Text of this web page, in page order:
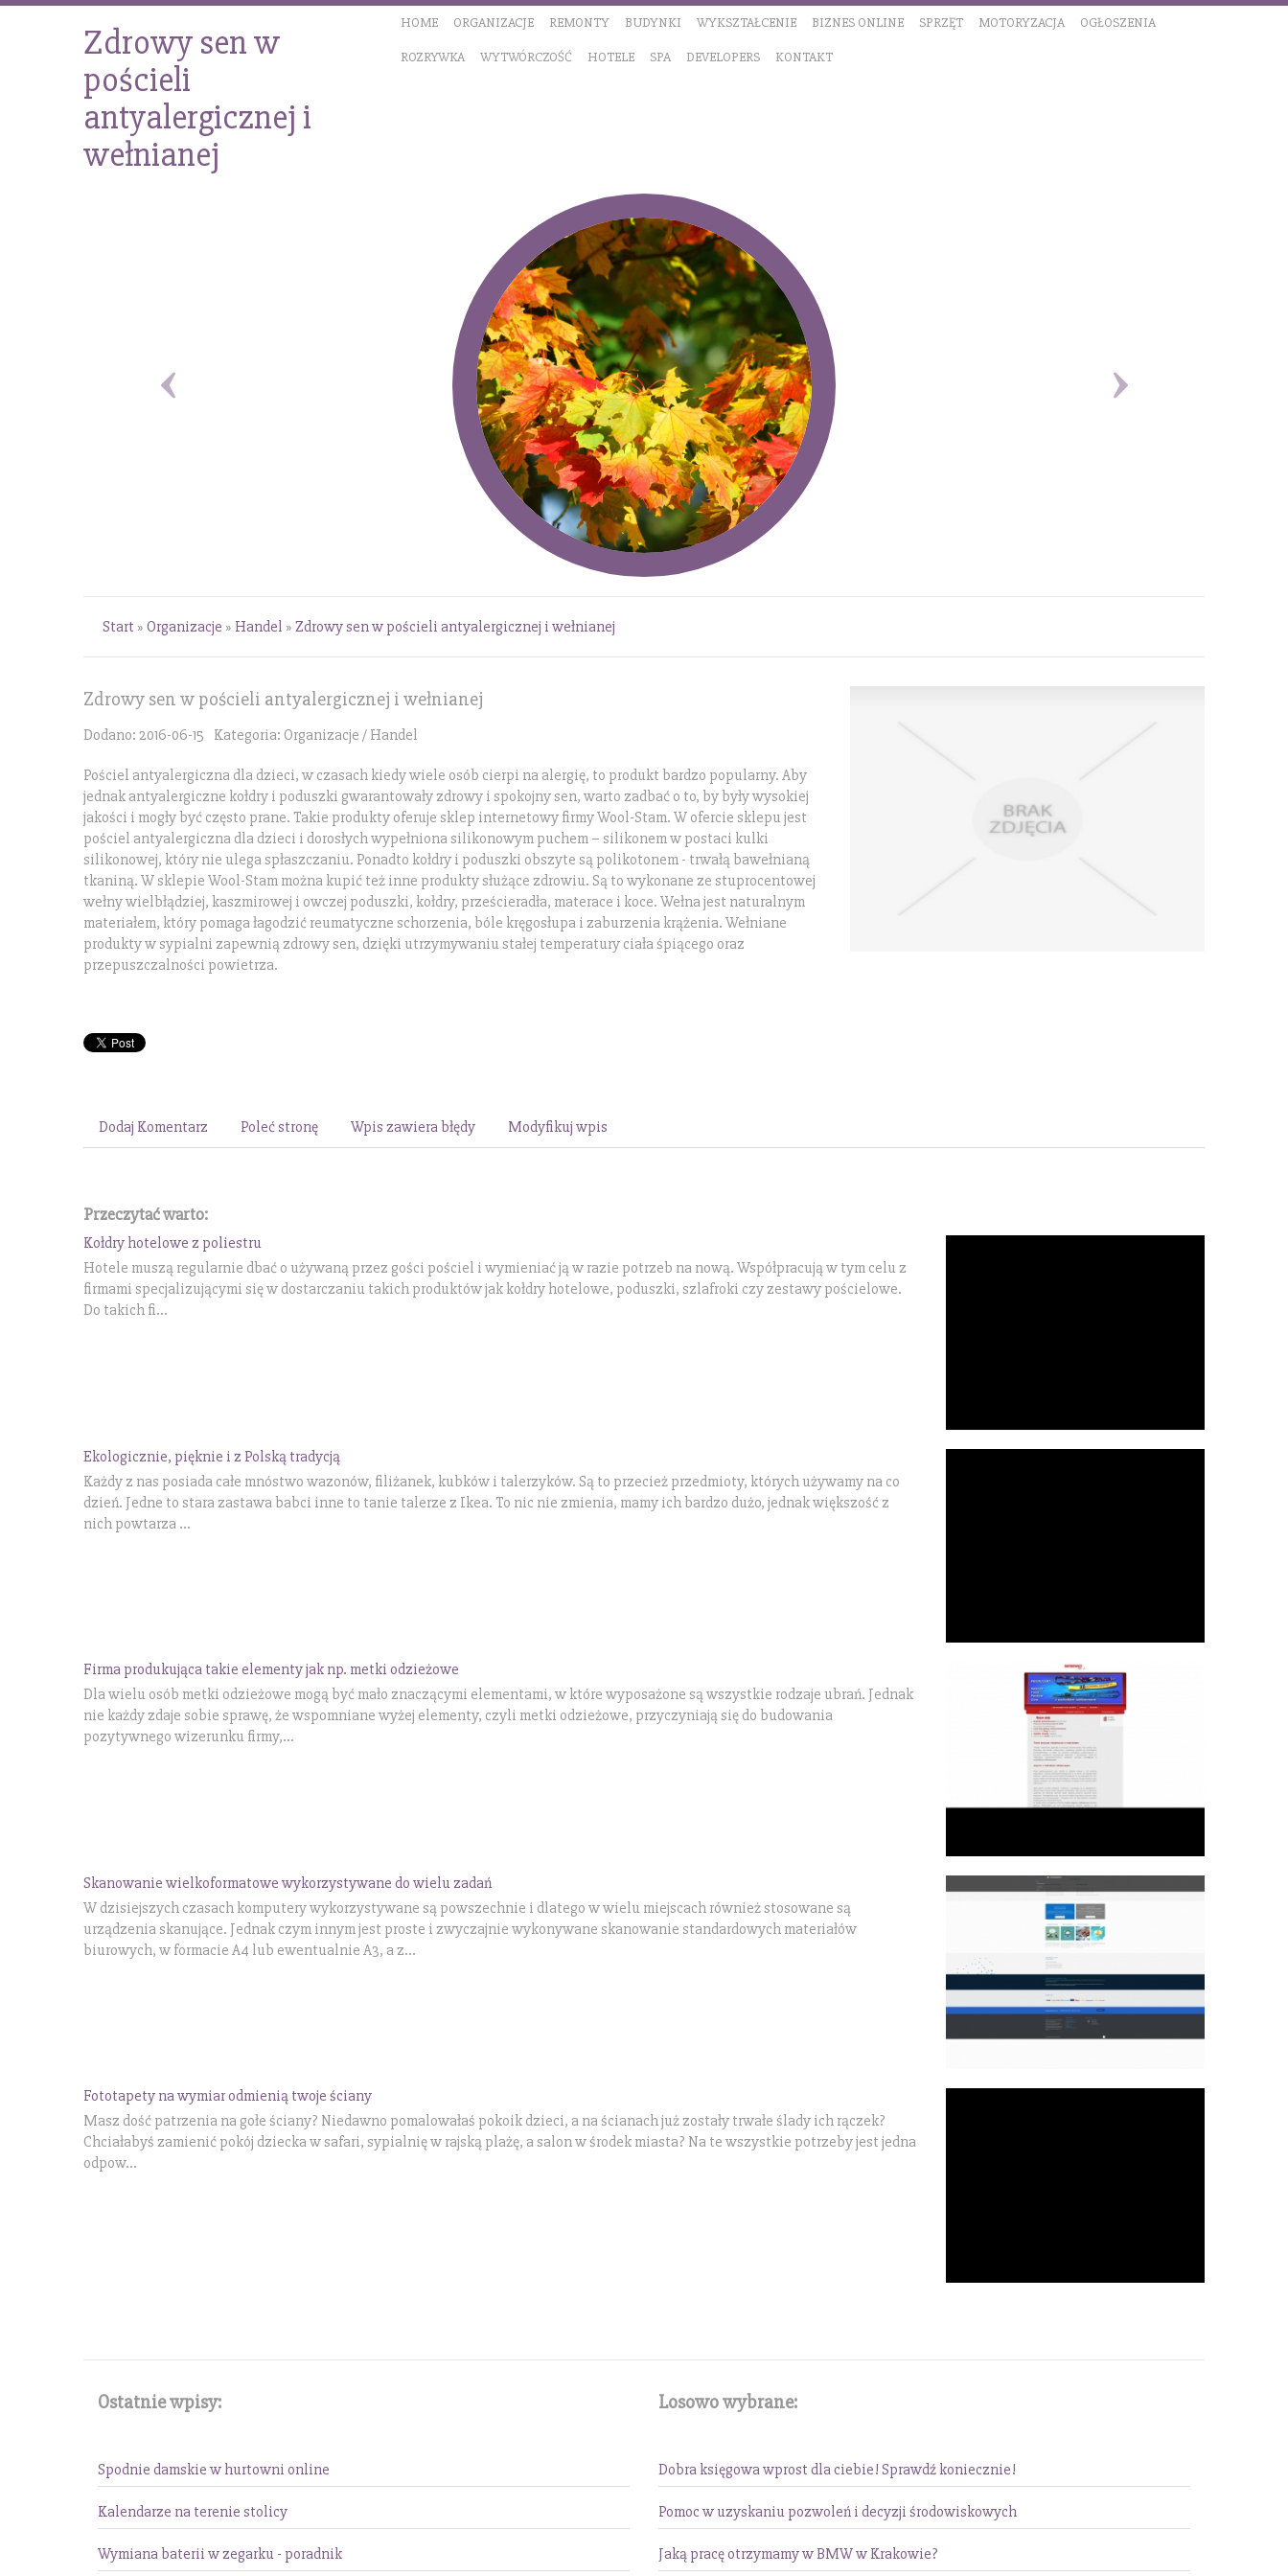
HOME ORGANIZACJE REMONTY BUDYNKI WYKSZTAŁCENIE BIZNES ONLINE SPRZĘT MOTORYZACJA OGŁOSZENIA
ROZRYWKA WYTWÓRCZOŚĆ HOTELE SPA DEVELOPERS KONTAKT
Zdrowy sen w
pościeli
antyalergicznej i
wełnianej
Start » Organizacje » Handel » Zdrowy sen w pościeli antyalergicznej i wełnianej
Zdrowy sen w pościeli antyalergicznej i wełnianej
Dodano: 2016-06-15 Kategoria: Organizacje / Handel
Pościel antyalergiczna dla dzieci, w czasach kiedy wiele osób cierpi na alergię, to produkt bardzo popularny. Aby
jednak antyalergiczne kołdry i poduszki gwarantowały zdrowy i spokojny sen, warto zadbać o to, by były wysokiej
jakości i mogły być często prane. Takie produkty oferuje sklep internetowy firmy Wool-Stam. W ofercie sklepu jest
pościel antyalergiczna dla dzieci i dorosłych wypełniona silikonowym puchem – silikonem w postaci kulki
silikonowej, który nie ulega spłaszczaniu. Ponadto kołdry i poduszki obszyte są polikotonem - trwałą bawełnianą
tkaniną. W sklepie Wool-Stam można kupić też inne produkty służące zdrowiu. Są to wykonane ze stuprocentowej
wełny wielbłądziej, kaszmirowej i owczej poduszki, kołdry, prześcieradła, materace i koce. Wełna jest naturalnym
materiałem, który pomaga łagodzić reumatyczne schorzenia, bóle kręgosłupa i zaburzenia krążenia. Wełniane
produkty w sypialni zapewnią zdrowy sen, dzięki utrzymywaniu stałej temperatury ciała śpiącego oraz
przepuszczalności powietrza.
Dodaj Komentarz Poleć stronę Wpis zawiera błędy Modyfikuj wpis
Przeczytać warto:
Kołdry hotelowe z poliestru
Hotele muszą regularnie dbać o używaną przez gości pościel i wymieniać ją w razie potrzeb na nową. Współpracują w tym celu z
firmami specjalizującymi się w dostarczaniu takich produktów jak kołdry hotelowe, poduszki, szlafroki czy zestawy pościelowe.
Do takich fi...
Ekologicznie, pięknie i z Polską tradycją
Każdy z nas posiada całe mnóstwo wazonów, filiżanek, kubków i talerzyków. Są to przecież przedmioty, których używamy na co
dzień. Jedne to stara zastawa babci inne to tanie talerze z Ikea. To nic nie zmienia, mamy ich bardzo dużo, jednak większość z
nich powtarza ...
Firma produkująca takie elementy jak np. metki odzieżowe
Dla wielu osób metki odzieżowe mogą być mało znaczącymi elementami, w które wyposażone są wszystkie rodzaje ubrań. Jednak
nie każdy zdaje sobie sprawę, że wspomniane wyżej elementy, czyli metki odzieżowe, przyczyniają się do budowania
pozytywnego wizerunku firmy,...
Skanowanie wielkoformatowe wykorzystywane do wielu zadań
W dzisiejszych czasach komputery wykorzystywane są powszechnie i dlatego w wielu miejscach również stosowane są
urządzenia skanujące. Jednak czym innym jest proste i zwyczajnie wykonywane skanowanie standardowych materiałów
biurowych, w formacie A4 lub ewentualnie A3, a z...
Fototapety na wymiar odmienią twoje ściany
Masz dość patrzenia na gołe ściany? Niedawno pomalowałaś pokoik dzieci, a na ścianach już zostały trwałe ślady ich rączek?
Chciałabyś zamienić pokój dziecka w safari, sypialnię w rajską plażę, a salon w środek miasta? Na te wszystkie potrzeby jest jedna
odpow...
Ostatnie wpisy:
Spodnie damskie w hurtowni online
Kalendarze na terenie stolicy
Wymiana baterii w zegarku - poradnik
Losowo wybrane:
Dobra księgowa wprost dla ciebie! Sprawdź koniecznie!
Pomoc w uzyskaniu pozwoleń i decyzji środowiskowych
Jaką pracę otrzymamy w BMW w Krakowie?